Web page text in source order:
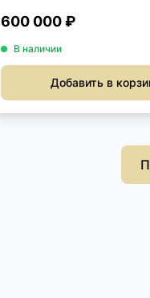
600 000 ₽
В наличии
Добавить в